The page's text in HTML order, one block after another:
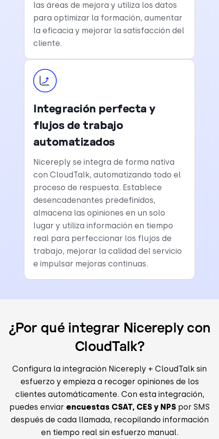
las áreas de mejora y utiliza los datos
para optimizar la formación, aumentar
la eficacia y mejorar la satisfacción del
cliente.
Integración perfecta y
flujos de trabajo
automatizados
Nicereply se integra de forma nativa
con CloudTalk, automatizando todo el
proceso de respuesta. Establece
desencadenantes predefinidos,
almacena las opiniones en un solo
lugar y utiliza información en tiempo
real para perfeccionar los flujos de
trabajo, mejorar la calidad del servicio
e impulsar mejoras continuas.
¿Por qué integrar Nicereply con
CloudTalk?
Configura la integración Nicereply + CloudTalk sin
esfuerzo y empieza a recoger opiniones de los
clientes automáticamente. Con esta integración,
puedes enviar encuestas CSAT, CES y NPS por SMS
después de cada llamada, recopilando información
en tiempo real sin esfuerzo manual.